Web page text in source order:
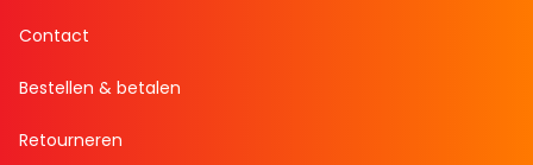
Contact
Bestellen & betalen
Retourneren